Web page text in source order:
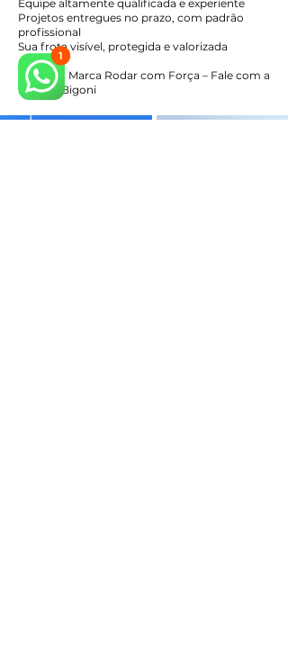
Equipe altamente qualificada e experiente
Projetos entregues no prazo, com padrão
profissional
Sua frota visível, protegida e valorizada
Faça sua Marca Rodar com Força – Fale com a
Fábrica Bigoni